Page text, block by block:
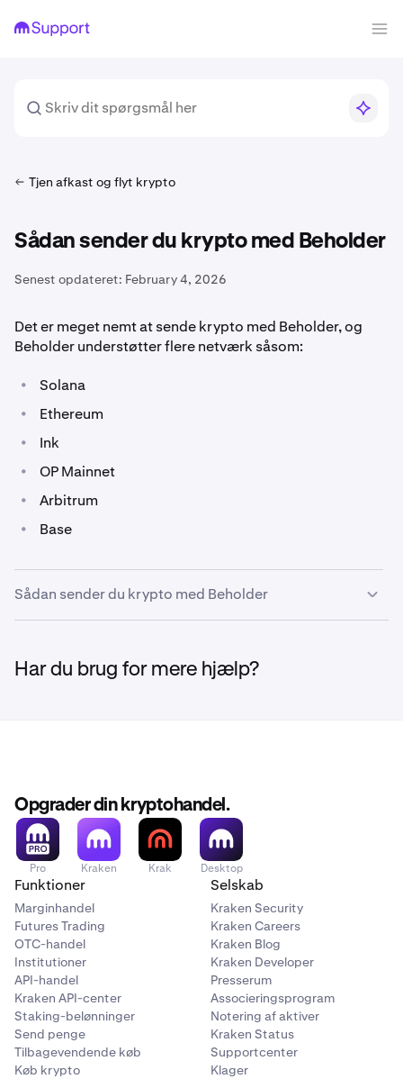
Tjen afkast og flyt krypto
Sådan sender du krypto med Beholder
Senest opdateret: February 4, 2026
Det er meget nemt at sende krypto med Beholder, og
Beholder understøtter flere netværk såsom:
• Solana
• Ethereum
• Ink
• OP Mainnet
• Arbitrum
• Base
Sådan sender du krypto med Beholder
de fleste sider eller viaPortfolio-siden i Beholder.
3 Vælg den wallet og token, du vil sende.
Har du brug for mere hjælp?
Opgrader din kryptohandel.
Pro Kraken Krak Desktop
Funktioner
Marginhandel
Futures Trading
OTC-handel
Institutioner
API-handel
Kraken API-center
Staking-belønninger
Send penge
Tilbagevendende køb
Køb krypto
Selskab
Kraken Security
Kraken Careers
Kraken Blog
Kraken Developer
Presserum
Associeringsprogram
Notering af aktiver
Kraken Status
Supportcenter
Klager